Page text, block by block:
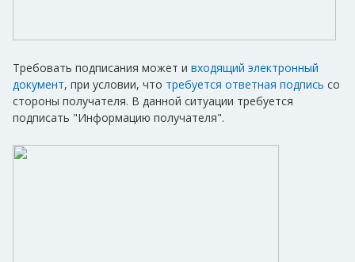
Требовать подписания может и входящий электронный
документ, при условии, что требуется ответная подпись со
стороны получателя. В данной ситуации требуется
подписать "Информацию получателя".